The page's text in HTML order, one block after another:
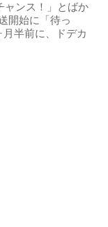
ャンス！」とばか
開始に「待っ
半前に、ドデカ